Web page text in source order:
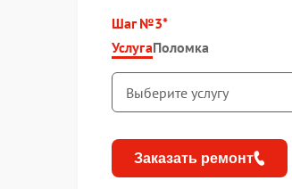
Шаг №3
УслугаПоломка
Заказать ремонт